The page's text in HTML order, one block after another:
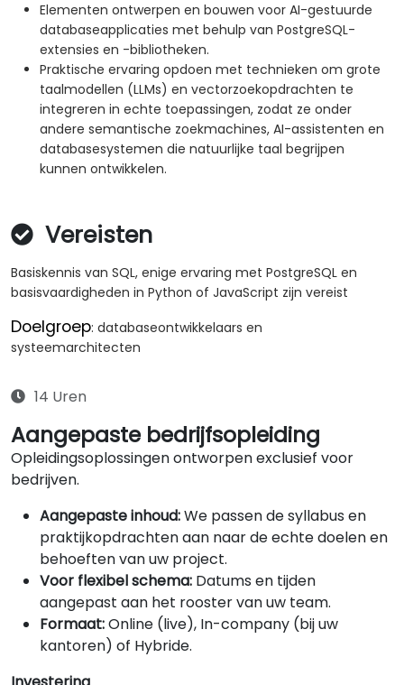
Elementen ontwerpen en bouwen voor AI-gestuurde
databaseapplicaties met behulp van PostgreSQL-
extensies en -bibliotheken.
Praktische ervaring opdoen met technieken om grote
taalmodellen (LLMs) en vectorzoekopdrachten te
integreren in echte toepassingen, zodat ze onder
andere semantische zoekmachines, AI-assistenten en
databasesystemen die natuurlijke taal begrijpen
kunnen ontwikkelen.
Vereisten
Basiskennis van SQL, enige ervaring met PostgreSQL en
basisvaardigheden in Python of JavaScript zijn vereist
Doelgroep: databaseontwikkelaars en
systeemarchitecten
14 Uren
Aangepaste bedrijfsopleiding
Opleidingsoplossingen ontworpen exclusief voor
bedrijven.
Aangepaste inhoud:We passen de syllabus en
praktijkopdrachten aan naar de echte doelen en
behoeften van uw project.
Voor flexibel schema: Datums en tijden
aangepast aan het rooster van uw team.
Formaat:Online (live), In-company (bij uw
kantoren) of Hybride.